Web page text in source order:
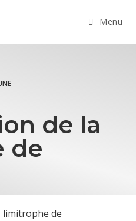
Menu
de la
de
limitrophe de